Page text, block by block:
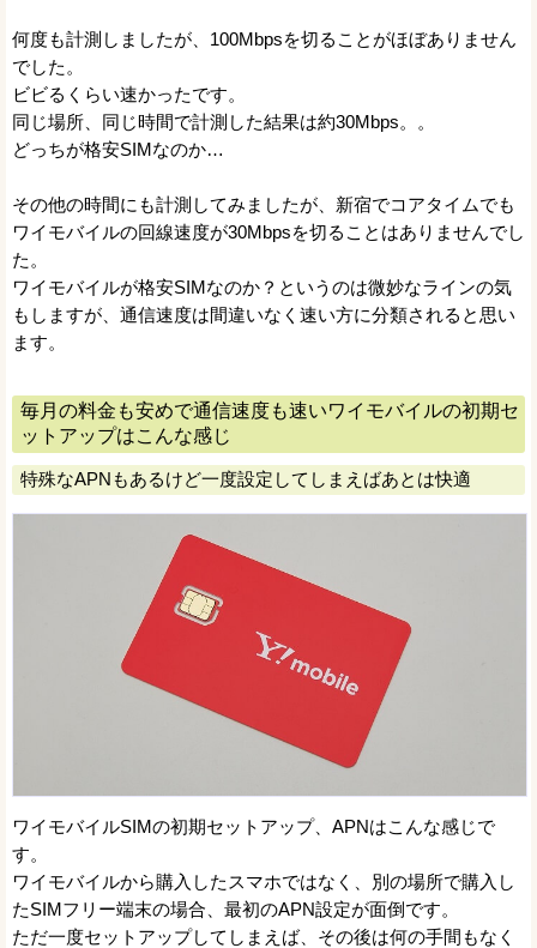
何度も計測しましたが、100Mbpsを切ることがほぼありません
でした。
ビビるくらい速かったです。
同じ場所、同じ時間で計測した結果は約30Mbps。。
どっちが格安SIMなのか…
その他の時間にも計測してみましたが、新宿でコアタイムでも
ワイモバイルの回線速度が30Mbpsを切ることはありませんでし
た。
ワイモバイルが格安SIMなのか？というのは微妙なラインの気
もしますが、通信速度は間違いなく速い方に分類されると思い
ます。
毎月の料金も安めで通信速度も速いワイモバイルの初期セ
ットアップはこんな感じ
特殊なAPNもあるけど一度設定してしまえばあとは快適
ワイモバイルSIMの初期セットアップ、APNはこんな感じで
す。
ワイモバイルから購入したスマホではなく、別の場所で購入し
たSIMフリー端末の場合、最初のAPN設定が面倒です。
ただ一度セットアップしてしまえば、その後は何の手間もなく